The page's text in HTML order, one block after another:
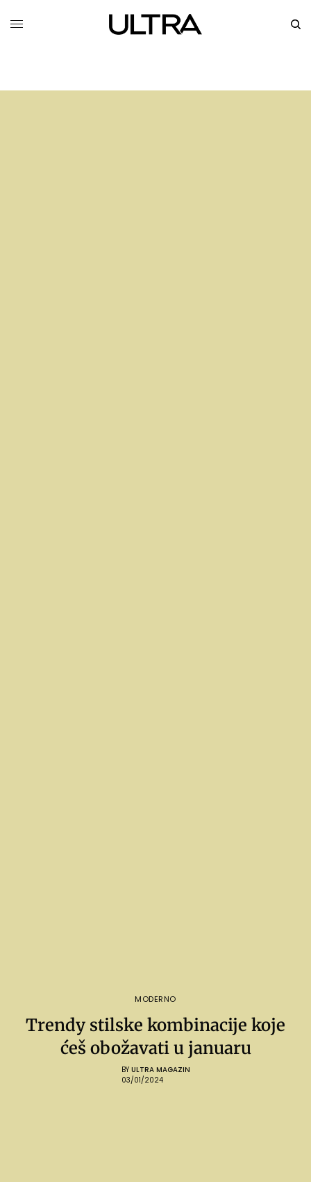
MODERNO
Trendy stilske kombinacije koje
ćeš obožavati u januaru
BY ULTRA MAGAZIN
03/01/2024